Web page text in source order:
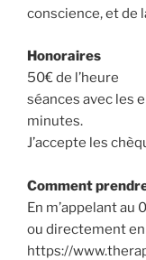
conscience, et de
Honoraires
50€ de l’heure
séances avec les
minutes.
J’accepte les
Comment
En m’appelant au
ou directement
https://